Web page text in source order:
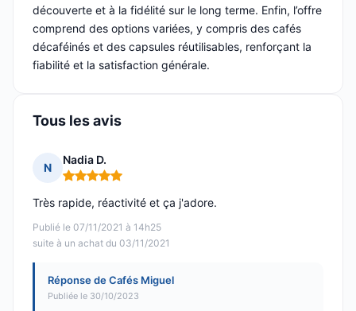
découverte et à la fidélité sur le long terme. Enfin, l’offre
comprend des options variées, y compris des cafés
décaféinés et des capsules réutilisables, renforçant la
fiabilité et la satisfaction générale.
Tous les avis
N
Nadia D.
Note : 5 sur 5
Publié le 07/11/2021 à 14h25
suite à un achat du 03/11/2021
Très rapide, réactivité et ça j'adore.
Réponse de Cafés Miguel
Publiée le 30/10/2023